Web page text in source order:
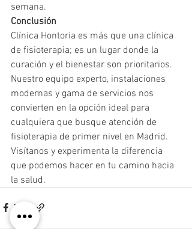
semana.
Conclusión
Clínica Hontoria es más que una clínica
de fisioterapia; es un lugar donde la
curación y el bienestar son prioritarios.
Nuestro equipo experto, instalaciones
modernas y gama de servicios nos
convierten en la opción ideal para
cualquiera que busque atención de
fisioterapia de primer nivel en Madrid.
Visítanos y experimenta la diferencia
que podemos hacer en tu camino hacia
la salud.